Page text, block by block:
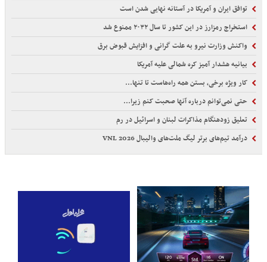
توافق ایران و آمریکا در آستانه نهایی شدن است
استخراج رمزارز در این کشور تا سال ۲۰۳۲ ممنوع شد
واکنش وزارت نیرو به علت گرانی و افزایش قبوض برق
بیانیه هشدار آمیز کره شمالی علیه آمریکا
کار ویژه برخی، بستن همه راه‌هاست تا تنها...
حتی نمی‌توانم درباره آنها صحبت کنم زیرا...
تعلیق زودهنگام مذاکرات لبنان و اسرائیل در رم
درآمد تیم‌های برتر لیگ ملت‌های والیبال VNL 2026